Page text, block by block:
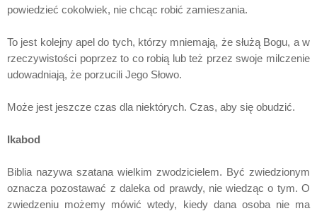
powiedzieć cokolwiek, nie chcąc robić zamieszania.
To jest kolejny apel do tych, którzy mniemają, że służą Bogu, a w
rzeczywistości poprzez to co robią lub też przez swoje milczenie
udowadniają, że porzucili Jego Słowo.
Może jest jeszcze czas dla niektórych. Czas, aby się obudzić.
Ikabod
Biblia nazywa szatana wielkim zwodzicielem. Być zwiedzionym
oznacza pozostawać z daleka od prawdy, nie wiedząc o tym. O
zwiedzeniu możemy mówić wtedy, kiedy dana osoba nie ma